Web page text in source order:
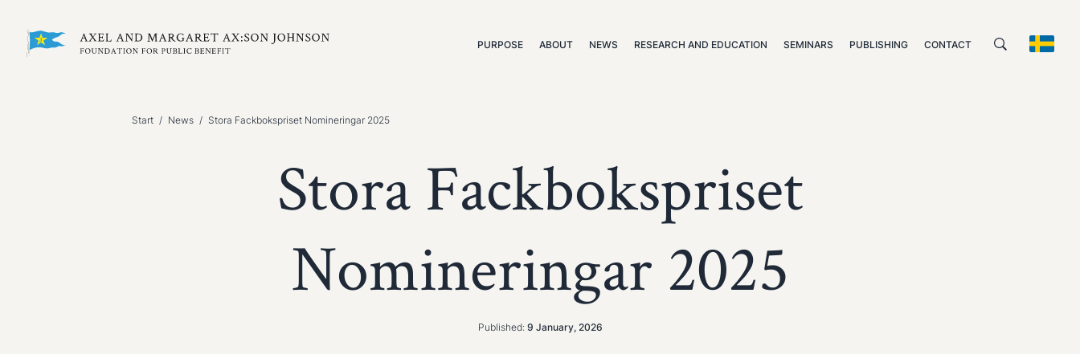
PURPOSE ABOUT NEWS RESEARCH AND EDUCATION SEMINARS PUBLISHING CONTACT
Start / News / Stora Fackbokspriset Nomineringar 2025
Stora Fackbokspriset
Nomineringar 2025
Published: 9 January, 2026